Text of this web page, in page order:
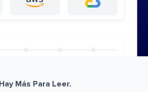
Hay Más Para Leer.